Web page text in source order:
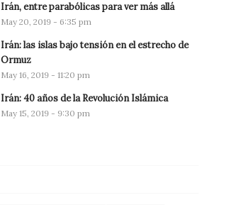
Irán, entre parabólicas para ver más allá
May 20, 2019 - 6:35 pm
Irán: las islas bajo tensión en el estrecho de
Ormuz
May 16, 2019 - 11:20 pm
Irán: 40 años de la Revolución Islámica
May 15, 2019 - 9:30 pm